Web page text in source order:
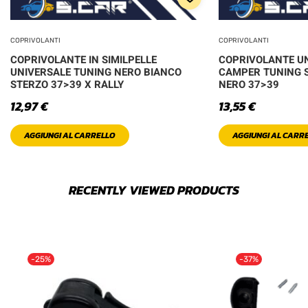
COPRIVOLANTI
COPRIVOLANTE IN SIMILPELLE
UNIVERSALE TUNING NERO BIANCO
STERZO 37>39 X RALLY
12,97€
AGGIUNGI AL CARRELLO
COPRIVOLANTI
COPRIVOLANTE
CAMPER TUNING
NERO 37>39
13,55€
AGGIUNGI AL
RECENTLY VIEWED PRODUCTS
-25% -37%